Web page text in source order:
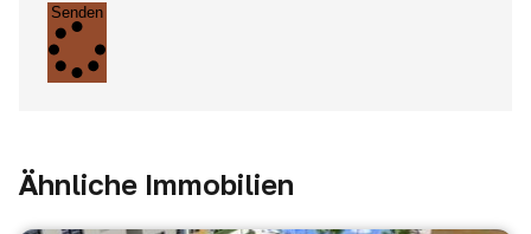
Senden
Ähnliche Immobilien